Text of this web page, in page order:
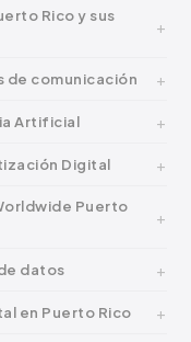
Rico y sus
de comunicación
Artificial
Digital
Puerto
datos
en Puerto Rico